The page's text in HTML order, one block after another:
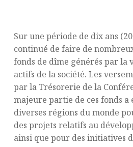
Sur une période de dix ans
continué de faire de
fonds de dîme générés par la
actifs de la société. Les
par la Trésorerie de la
majeure partie de ces fonds a
diverses régions du monde
des projets relatifs au
ainsi que pour des initiatives